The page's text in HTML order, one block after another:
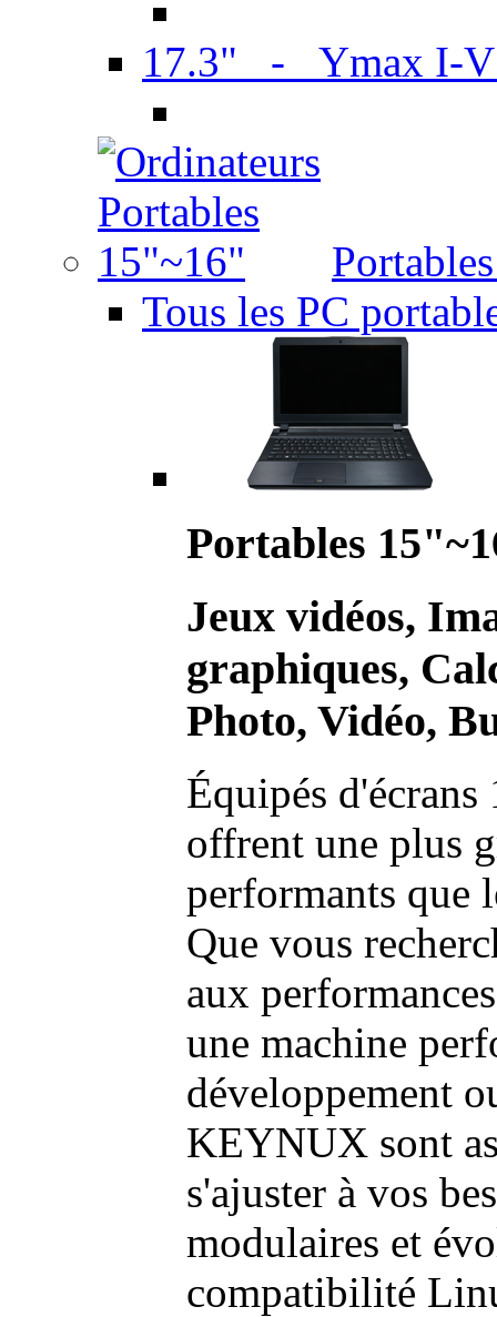
17.3" - Ymax I-
Tous les PC
Portables
Jeux vidéos,
graphiques,
Photo, Vidéo,
Équipés
offrent une plus
performants que
Que vous
aux
une machine
développement
KEYNUX sont
s'ajuster à vos
modulaires et
compatibilité